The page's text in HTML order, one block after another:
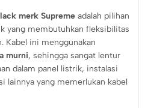
merk Supreme adalah pilihan
yang membutuhkan fleksibilitas
Kabel ini menggunakan
murni, sehingga sangat lentur
dalam panel listrik, instalasi
lainnya yang memerlukan kabel